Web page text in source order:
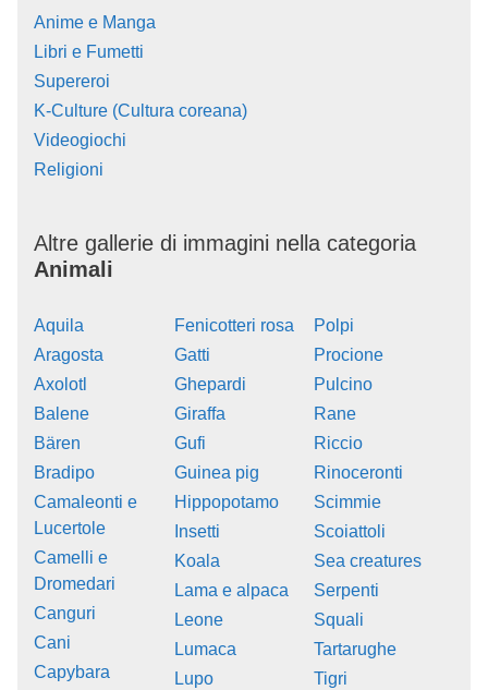
Anime e Manga
Libri e Fumetti
Supereroi
K-Culture (Cultura coreana)
Videogiochi
Religioni
Altre gallerie di immagini nella categoria
Animali
Aquila
Aragosta
Axolotl
Balene
Bären
Bradipo
Camaleonti e
Lucertole
Camelli e
Dromedari
Canguri
Cani
Capybara
Fenicotteri rosa
Gatti
Ghepardi
Giraffa
Gufi
Guinea pig
Hippopotamo
Insetti
Koala
Lama e alpaca
Leone
Lumaca
Lupo
Polpi
Procione
Pulcino
Rane
Riccio
Rinoceronti
Scimmie
Scoiattoli
Sea creatures
Serpenti
Squali
Tartarughe
Tigri